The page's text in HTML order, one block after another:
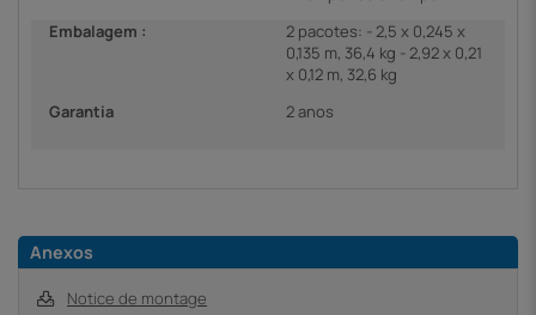
Embalagem :
2 pacotes: - 2,5 x 0,245 x
0,135 m, 36,4 kg - 2,92 x 0,21
x 0,12 m, 32,6 kg
Garantia
2 anos
Anexos
Notice de montage